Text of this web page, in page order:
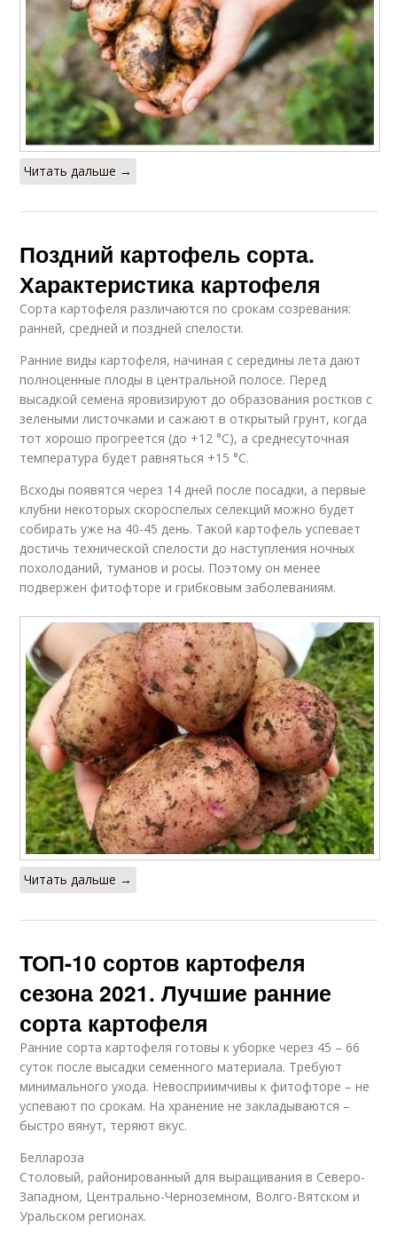
Читать дальше →
Поздний картофель сорта.
Характеристика картофеля
Сорта картофеля различаются по срокам созревания:
ранней, средней и поздней спелости.
Ранние виды картофеля, начиная с середины лета дают
полноценные плоды в центральной полосе. Перед
высадкой семена яровизируют до образования ростков с
зелеными листочками и сажают в открытый грунт, когда
тот хорошо прогреется (до +12 °C), а среднесуточная
температура будет равняться +15 °C.
Всходы появятся через 14 дней после посадки, а первые
клубни некоторых скороспелых селекций можно будет
собирать уже на 40-45 день. Такой картофель успевает
достичь технической спелости до наступления ночных
похолоданий, туманов и росы. Поэтому он менее
подвержен фитофторе и грибковым заболеваниям.
Читать дальше →
ТОП-10 сортов картофеля
сезона 2021. Лучшие ранние
сорта картофеля
Ранние сорта картофеля готовы к уборке через 45 – 66
суток после высадки семенного материала. Требуют
минимального ухода. Невосприимчивы к фитофторе – не
успевают по срокам. На хранение не закладываются –
быстро вянут, теряют вкус.
Беллароза
Столовый, районированный для выращивания в Северо-
Западном, Центрально-Черноземном, Волго-Вятском и
Уральском регионах.